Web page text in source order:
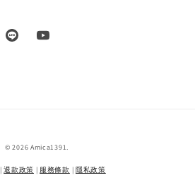
© 2026 Amica1391.
|退款政策 | 服務條款 | 隱私政策